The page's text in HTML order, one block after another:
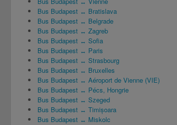
Bus Budapest ↔ Bratislava
Bus Budapest ↔ Belgrade
Bus Budapest ↔ Zagreb
Bus Budapest ↔ Sofia
Bus Budapest ↔ Paris
Bus Budapest ↔ Strasbourg
Bus Budapest ↔ Bruxelles
Bus Budapest ↔ Aéroport de Vienne (VIE)
Bus Budapest ↔ Pécs, Hongrie
Bus Budapest ↔ Szeged
Bus Budapest ↔ Timișoara
Bus Budapest ↔ Miskolc